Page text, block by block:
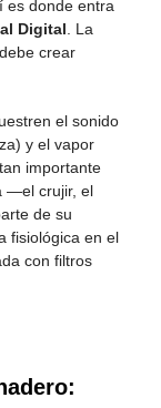
es donde entra
Digital . La
crear
el sonido
y el vapor
importante
—el crujir, el
de su
fisiológica en el
con filtros